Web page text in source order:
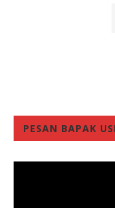
PESAN BAPAK